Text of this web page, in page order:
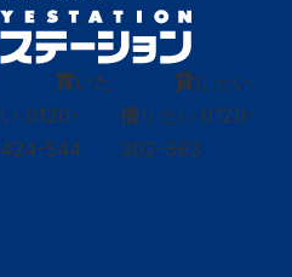
買いた
い 0120-
424-544
貸し たい
借り たい 0120-
302-563